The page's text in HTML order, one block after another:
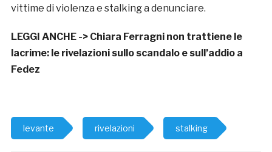
vittime di violenza e stalking a denunciare.
LEGGI ANCHE -> Chiara Ferragni non trattiene le
lacrime: le rivelazioni sullo scandalo e sull’addio a
Fedez
levante rivelazioni stalking